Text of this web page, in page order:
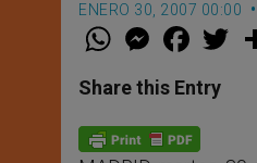
ENERO 30, 2007 00:00
W
t
s
p
p
M
e
s
e
g
e
F
a
e
b
o
k
w
Share this Entry